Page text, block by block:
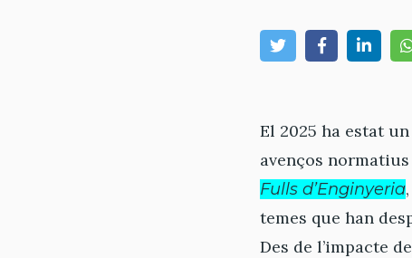
El 2025 ha estat
avenços
Fulls d’Enginyeria
temes que han
Des de l’impacte